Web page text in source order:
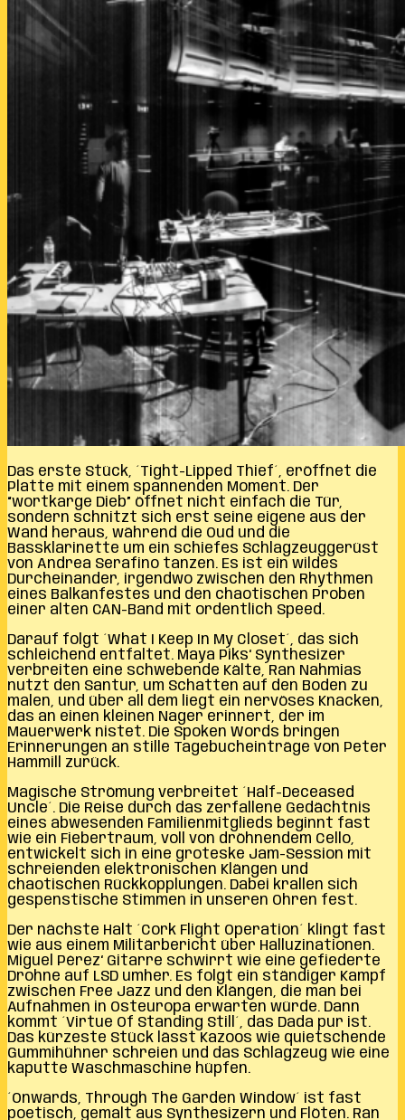
Das erste Stück, ´Tight-Lipped Thief´, eröffnet die
Platte mit einem spannenden Moment. Der
“wortkarge Dieb” öffnet nicht einfach die Tür,
sondern schnitzt sich erst seine eigene aus der
Wand heraus, während die Oud und die
Bassklarinette um ein schiefes Schlagzeuggerüst
von Andrea Serafino tanzen. Es ist ein wildes
Durcheinander, irgendwo zwischen den Rhythmen
eines Balkanfestes und den chaotischen Proben
einer alten CAN-Band mit ordentlich Speed.
Darauf folgt ´What I Keep In My Closet´, das sich
schleichend entfaltet. Maya Piks‘ Synthesizer
verbreiten eine schwebende Kälte, Ran Nahmias
nutzt den Santur, um Schatten auf den Boden zu
malen, und über all dem liegt ein nervöses Knacken,
das an einen kleinen Nager erinnert, der im
Mauerwerk nistet. Die Spoken Words bringen
Erinnerungen an stille Tagebucheinträge von Peter
Hammill zurück.
Magische Strömung verbreitet ´Half-Deceased
Uncle´. Die Reise durch das zerfallene Gedächtnis
eines abwesenden Familienmitglieds beginnt fast
wie ein Fiebertraum, voll von dröhnendem Cello,
entwickelt sich in eine groteske Jam-Session mit
schreienden elektronischen Klängen und
chaotischen Rückkopplungen. Dabei krallen sich
gespenstische Stimmen in unseren Ohren fest.
Der nächste Halt ´Cork Flight Operation´ klingt fast
wie aus einem Militärbericht über Halluzinationen.
Miguel Pérez‘ Gitarre schwirrt wie eine gefiederte
Drohne auf LSD umher. Es folgt ein ständiger Kampf
zwischen Free Jazz und den Klängen, die man bei
Aufnahmen in Osteuropa erwarten würde. Dann
kommt ´Virtue Of Standing Still´, das Dada pur ist.
Das kürzeste Stück lässt Kazoos wie quietschende
Gummihühner schreien und das Schlagzeug wie eine
kaputte Waschmaschine hüpfen.
´Onwards, Through The Garden Window´ ist fast
poetisch, gemalt aus Synthesizern und Flöten. Ran